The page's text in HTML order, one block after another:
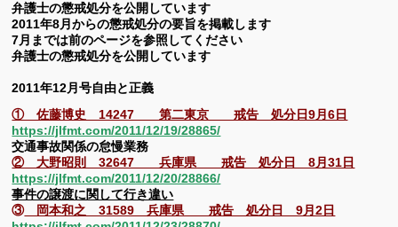
弁護士の懲戒処分を公開しています
2011年8月からの懲戒処分の要旨を掲載します
7月までは前のページを参照してください
弁護士の懲戒処分を公開しています
2011年12月号自由と正義
① 佐藤博史 14247 第二東京 戒告 処分日9月6日
https://jlfmt.com/2011/12/19/28865/
交通事故関係の怠慢業務
② 大野昭則 32647 兵庫県 戒告 処分日 8月31日
https://jlfmt.com/2011/12/20/28866/
事件の譲渡に関して行き違い
③岡本和之 31589 兵庫県 戒告 処分日 9月2日